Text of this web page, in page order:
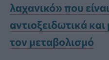
λαχανικό» που
αντιοξειδωτικά
τον μεταβολισμό